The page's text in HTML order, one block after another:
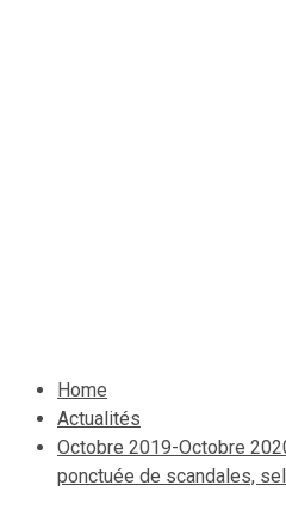
Home
Actualités
Octobre 2019-Octobre
ponctuée de scandales,